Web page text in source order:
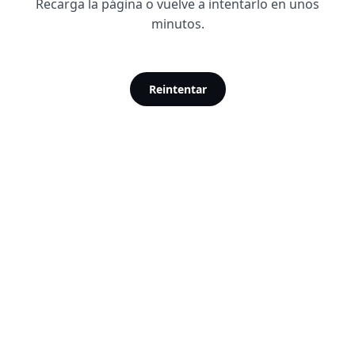
Recarga la página o vuelve a intentarlo en unos
minutos.
Reintentar